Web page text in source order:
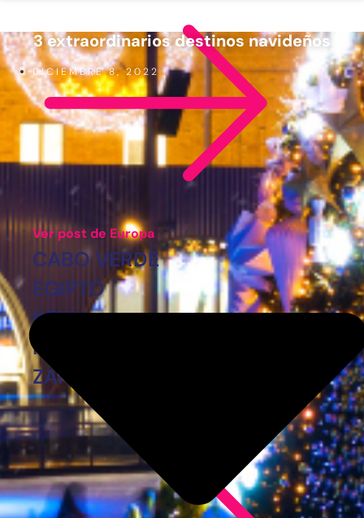
Ver post de Europa
CABO VERDE
EGIPTO
KENIA
MARRUECOS
ZANZÍBAR
3 extraordinarios destinos navideños
DICIEMBRE 8, 2022